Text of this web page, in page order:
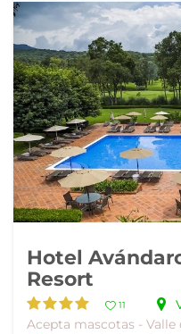
Hotel
Resort
11
Acepta mascotas - Valle